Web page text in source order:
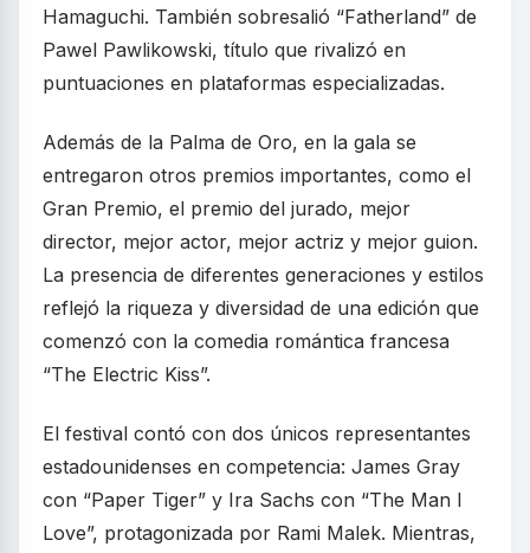
Hamaguchi. También sobresalió “Fatherland” de
Pawel Pawlikowski, título que rivalizó en
puntuaciones en plataformas especializadas.
Además de la Palma de Oro, en la gala se
entregaron otros premios importantes, como el
Gran Premio, el premio del jurado, mejor
director, mejor actor, mejor actriz y mejor guion.
La presencia de diferentes generaciones y estilos
reflejó la riqueza y diversidad de una edición que
comenzó con la comedia romántica francesa
“The Electric Kiss”.
El festival contó con dos únicos representantes
estadounidenses en competencia: James Gray
con “Paper Tiger” y Ira Sachs con “The Man I
Love”, protagonizada por Rami Malek. Mientras,